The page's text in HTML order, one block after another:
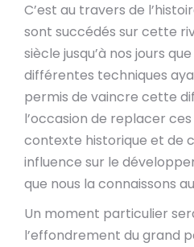
C’est au travers de
sont succédés sur cette
siècle jusqu’à nos jours
différentes techniques
permis de vaincre cette
l’occasion de replacer
contexte historique et de
influence sur le
que nous la connaissons
Un moment particulier
l’effondrement du grand